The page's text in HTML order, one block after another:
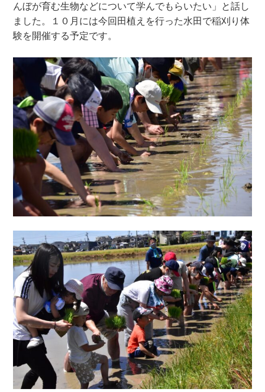
んぼが育む生物などについて学んでもらいたい」と話し
ました。１０月には今回田植えを行った水田で稲刈り体
験を開催する予定です。